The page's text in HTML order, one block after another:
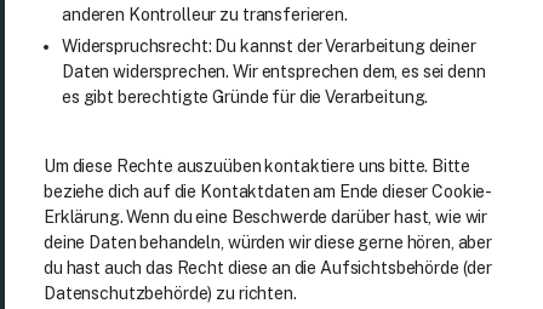
anderen Kontrolleur zu transferieren.
Widerspruchsrecht: Du kannst der Verarbeitung deiner
Daten widersprechen. Wir entsprechen dem, es sei denn
es gibt berechtigte Gründe für die Verarbeitung.
Um diese Rechte auszuüben kontaktiere uns bitte. Bitte
beziehe dich auf die Kontaktdaten am Ende dieser Cookie-
Erklärung. Wenn du eine Beschwerde darüber hast, wie wir
deine Daten behandeln, würden wir diese gerne hören, aber
du hast auch das Recht diese an die Aufsichtsbehörde (der
Datenschutzbehörde) zu richten.